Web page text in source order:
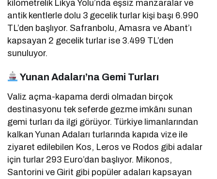
kilometrelik Likya Yolu’nda eşsiz manzaralar ve
antik kentlerle dolu 3 gecelik turlar kişi başı 6.990
TL’den başlıyor. Safranbolu, Amasra ve Abant’ı
kapsayan 2 gecelik turlar ise 3.499 TL’den
sunuluyor.
Yunan Adaları’na Gemi Turları
Valiz açma-kapama derdi olmadan birçok
destinasyonu tek seferde gezme imkânı sunan
gemi turları da ilgi görüyor. Türkiye limanlarından
kalkan Yunan Adaları turlarında kapıda vize ile
ziyaret edilebilen Kos, Leros ve Rodos gibi adalar
için turlar 293 Euro’dan başlıyor. Mikonos,
Santorini ve Girit gibi popüler adaları kapsayan